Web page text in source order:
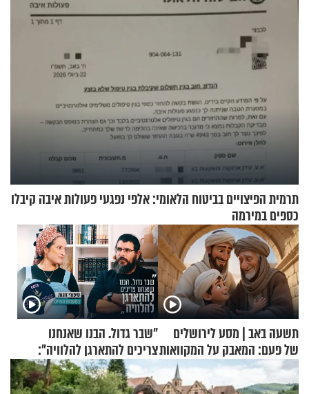
תרמית הפיצויים בביטוח הלאומי: אלפי נפגעי פעולות איבה קיבלו
כספים במירמה
תשעה באב | מסע לירושלים
של פעם: המאבק על המקוואות
"שבר גדול. הבנו שאנחנו
צריכים להתארגן להלוויה":
זוגיות במבחן, הפעם עם מרים
וגד דנינו